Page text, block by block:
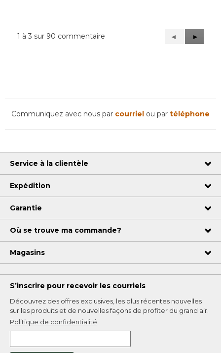
1 à 3 sur 90 commentaire
Précédent
Reviews
◄
Suivant
Reviews
►
Communiquez avec nous par courriel ou par téléphone
Service à la clientèle
Expédition
Garantie
Où se trouve ma commande?
Magasins
S’inscrire pour recevoir les courriels
Découvrez des offres exclusives, les plus récentes nouvelles
sur les produits et de nouvelles façons de profiter du grand air.
Politique de confidentialité